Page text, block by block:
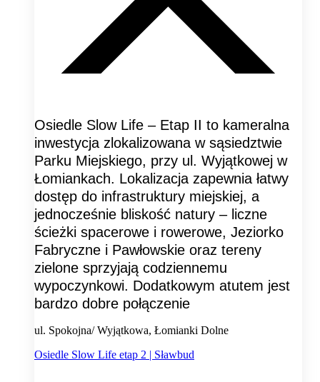
Osiedle Slow Life – Etap II to kameralna
inwestycja zlokalizowana w sąsiedztwie
Parku Miejskiego, przy ul. Wyjątkowej w
Łomiankach. Lokalizacja zapewnia łatwy
dostęp do infrastruktury miejskiej, a
jednocześnie bliskość natury – liczne
ścieżki spacerowe i rowerowe, Jeziorko
Fabryczne i Pawłowskie oraz tereny
zielone sprzyjają codziennemu
wypoczynkowi. Dodatkowym atutem jest
bardzo dobre połączenie
ul. Spokojna/ Wyjątkowa, Łomianki Dolne
Osiedle Slow Life etap 2 | Sławbud